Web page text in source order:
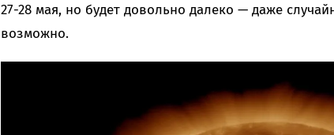
27-28 мая, но будет довольно далеко — даже
возможно.